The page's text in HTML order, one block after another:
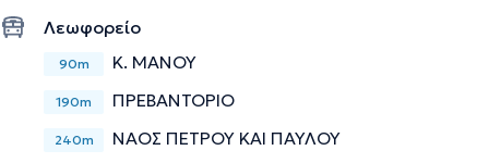
Λεωφορείο
90m Κ. ΜΑΝΟΥ
190m ΠΡΕΒΑΝΤΟΡΙΟ
240m ΝΑΟΣ ΠΕΤΡΟΥ ΚΑΙ ΠΑΥΛΟΥ